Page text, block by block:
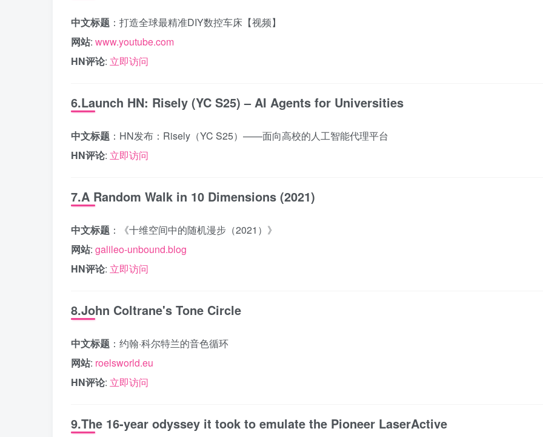
中文标题 ：打造全球最精准DIY数控车床【视频】
网站: www.youtube.com
HN评论: 立即访问
6.Launch HN: Risely (YC S25) – AI Agents for Universities
中文标题 ：HN发布：Risely（YC S25）——面向高校的人工智能代理平台
HN评论: 立即访问
7.A Random Walk in 10 Dimensions (2021)
中文标题 ：《十维空间中的随机漫步（2021）》
网站: galileo-unbound.blog
HN评论: 立即访问
8.John Coltrane's Tone Circle
中文标题 ：约翰·科尔特兰的音色循环
网站: roelsworld.eu
HN评论: 立即访问
9.The 16-year odyssey it took to emulate the Pioneer LaserActive